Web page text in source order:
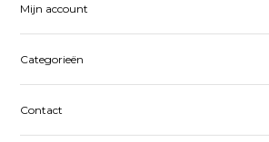
Mijn account
Categorieën
Contact